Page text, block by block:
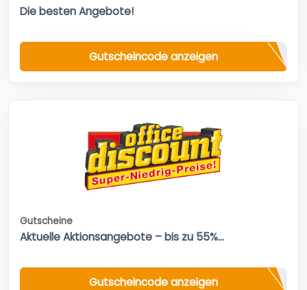
Die besten Angebote!
Gutscheincode anzeigen
Gutscheine
Aktuelle Aktionsangebote – bis zu 55%...
Gutscheincode anzeigen